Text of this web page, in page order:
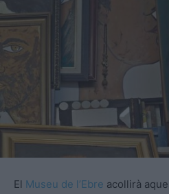
El Museu de l’Ebre acollirà